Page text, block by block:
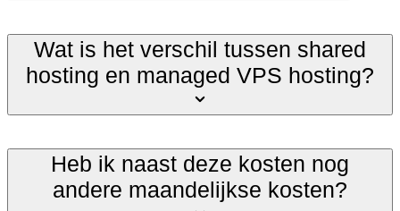
Wat is het verschil tussen shared
hosting en managed VPS hosting?
Heb ik naast deze kosten nog
andere maandelijkse kosten?